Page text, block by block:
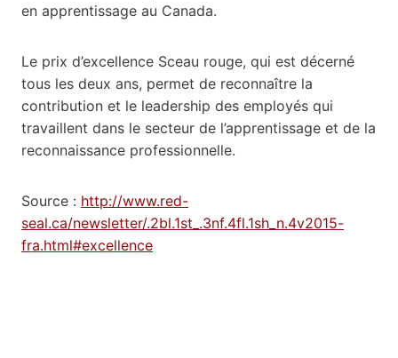
en apprentissage au Canada.
Le prix d’excellence Sceau rouge, qui est décerné
tous les deux ans, permet de reconnaître la
contribution et le leadership des employés qui
travaillent dans le secteur de l’apprentissage et de la
reconnaissance professionnelle.
Source : http://www.red-
seal.ca/newsletter/.2bl.1st_.3nf.4fl.1sh_n.4v2015-
fra.html#excellence